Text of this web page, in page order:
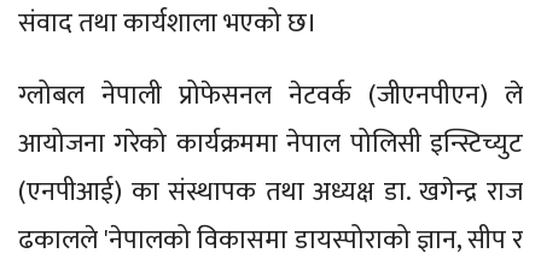
संवाद तथा कार्यशाला भएको छ।
ग्लोबल नेपाली प्रोफेसनल नेटवर्क (जीएनपीएन) ले
आयोजना गरेको कार्यक्रममा नेपाल पोलिसी इन्स्टिच्युट
(एनपीआई) का संस्थापक तथा अध्यक्ष डा. खगेन्द्र राज
ढकालले 'नेपालको विकासमा डायस्पोराको ज्ञान, सीप र